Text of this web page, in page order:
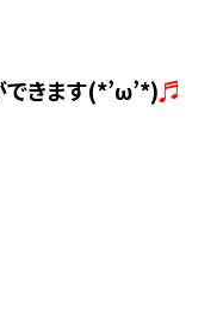
できます(*’ω’*)♬